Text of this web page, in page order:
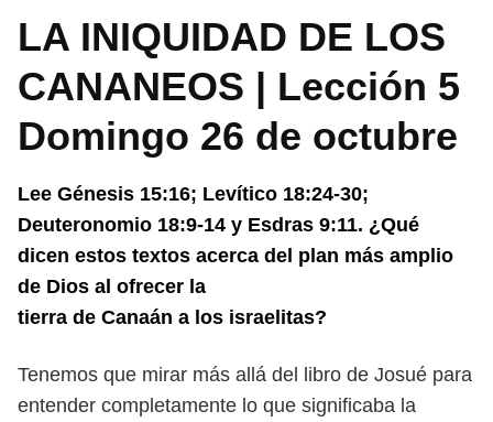
LA INIQUIDAD DE LOS
CANANEOS | Lección 5
Domingo 26 de octubre
Lee Génesis 15:16; Levítico 18:24-30;
Deuteronomio 18:9-14 y Esdras 9:11. ¿Qué
dicen estos textos acerca del plan más amplio
de Dios al ofrecer la
tierra de Canaán a los israelitas?
Tenemos que mirar más allá del libro de Josué para
entender completamente lo que significaba la